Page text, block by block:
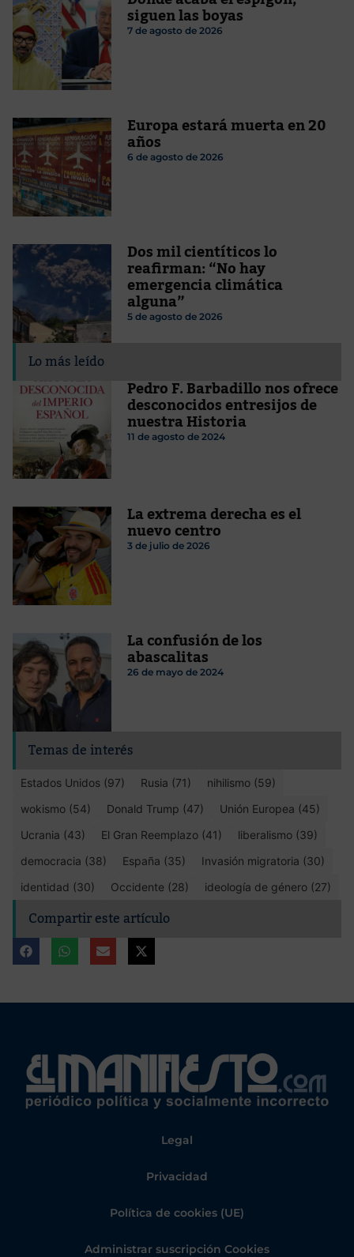
siguen las boyas
7 de agosto de 2026
Europa estará muerta en 20
años
6 de agosto de 2026
Dos mil cientíticos lo
reafirman: “No hay
emergencia climática
alguna”
5 de agosto de 2026
Lo más leído
Pedro F. Barbadillo nos ofrece
desconocidos entresijos de
nuestra Historia
11 de agosto de 2024
La extrema derecha es el
nuevo centro
3 de julio de 2026
La confusión de los
abascalitas
26 de mayo de 2024
Temas de interés
Estados Unidos (97) Rusia (71)
nihilismo (59)
wokismo (54)
Donald Trump (47)
Unión Europea (45)
Ucrania (43)
El Gran Reemplazo (41)
liberalismo (39)
democracia (38)
España (35)
Invasión migratoria (30)
identidad (30)
Occidente (28) ideología de género (27)
Compartir este artículo
Legal
Privacidad
Política de cookies (UE)
Administrar suscripción Cookies